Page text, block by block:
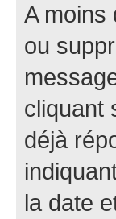
A moins
ou
cliquant
déjà
la date